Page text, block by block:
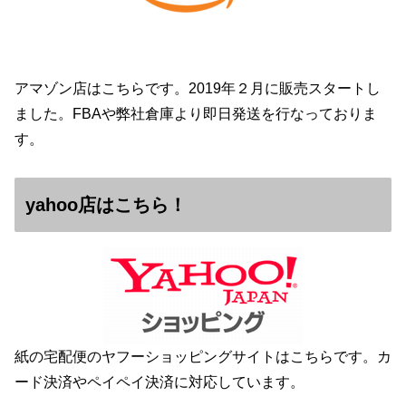
アマゾン店はこちらです。2019年２月に販売スタートし
ました。FBAや弊社倉庫より即日発送を行なっておりま
す。
yahoo店はこちら！
紙の宅配便のヤフーショッピングサイトはこちらです。カ
ード決済やペイペイ決済に対応しています。